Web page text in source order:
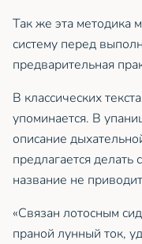
Так же эта методика
систему перед
предварительная
В классических
упоминается. В
описание
предлагается
название не
«Связан лотосным
праной лунный ток,